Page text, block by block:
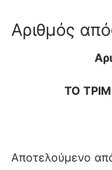
Αριθμός
ΤΟ
Αποτελούμενο